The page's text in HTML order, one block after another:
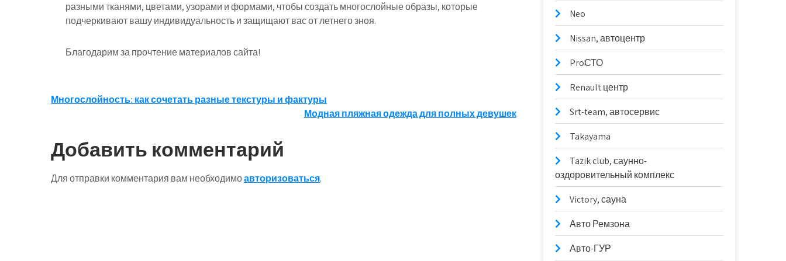
разными тканями, цветами, узорами и формами, чтобы создать многослойные образы, которые
подчеркивают вашу индивидуальность и защищают вас от летнего зноя.
Благодарим за прочтение материалов сайта!
Навигация
записям
Многослойность: как сочетать разные текстуры и фактуры
Модная пляжная одежда для полных девушек
Добавить комментарий
Для отправки комментария вам необходимоавторизоваться.
Neo
Nissan, автоцентр
ProСТО
Renault центр
Srt-team, автосервис
Takayama
Tazik club, саунно-
оздоровительный комплекс
Victory, сауна
Авто Ремзона
Авто-ГУР